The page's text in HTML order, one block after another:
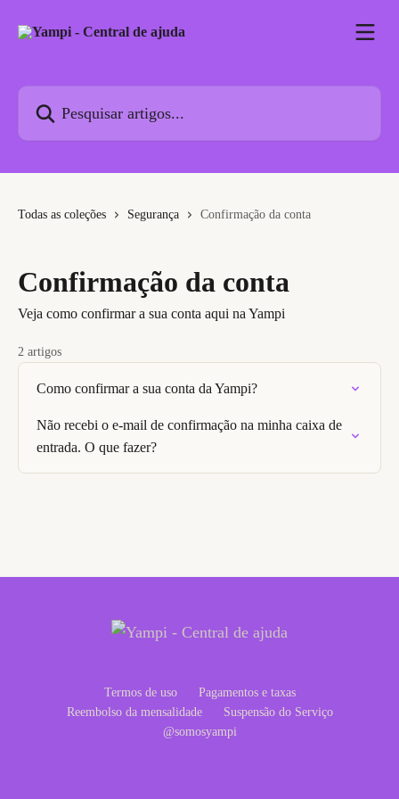
Todas as coleções Segurança Confirmação da conta
Confirmação da conta
Veja como confirmar a sua conta aqui na Yampi
2 artigos
Como confirmar a sua conta da Yampi?
Não recebi o e-mail de confirmação na minha caixa de
entrada. O que fazer?
Termos de uso
Pagamentos e taxas
Reembolso da mensalidade
Suspensão do Serviço
@somosyampi